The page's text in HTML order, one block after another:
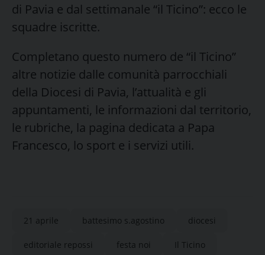
di Pavia e dal settimanale “il Ticino”: ecco le
squadre iscritte.
Completano questo numero de “il Ticino”
altre notizie dalle comunità parrocchiali
della Diocesi di Pavia, l’attualità e gli
appuntamenti, le informazioni dal territorio,
le rubriche, la pagina dedicata a Papa
Francesco, lo sport e i servizi utili.
21 aprile battesimo s.agostino diocesi
editoriale repossi festa noi Il Ticino